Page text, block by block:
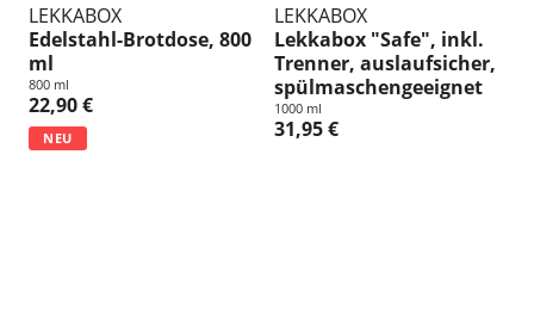
LEKKABOX
Edelstahl-Brotdose, 800
ml
800 ml
22,90 €
NEU
LEKKABOX
Lekkabox "Safe", inkl.
Trenner, auslaufsicher,
spülmaschengeeignet
1000 ml
31,95 €